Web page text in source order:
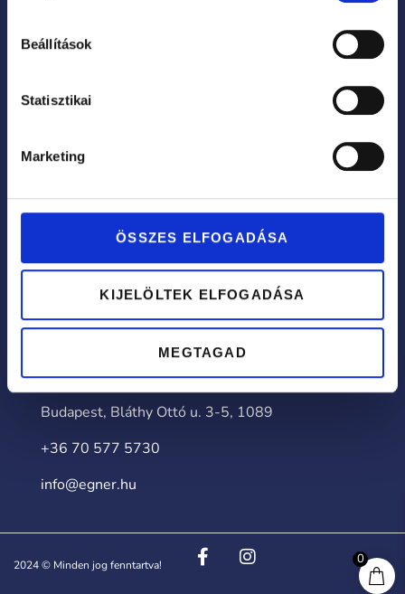
Beállítások
Statisztikai
Marketing
ÖSSZES ELFOGADÁSA
KIJELÖLTEK ELFOGADÁSA
MEGTAGAD
0
Rólunk
INFORMÁCIÓK
Garancia rendszer és szolgáltatások
Általános Szerződési Feltételek
Adatvédelmi tájékoztató
Kapcsolat
ELÉRHETŐSÉGEK
Budapest, Bláthy Ottó u. 3-5, 1089
+36 70 577 5730
info@egner.hu
2024 © Minden jog fenntartva!